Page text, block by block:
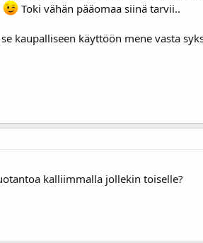
Toki vähän pääomaa siinä tarvii..
kaupalliseen käyttöön mene vasta
kalliimmalla jollekin toiselle?